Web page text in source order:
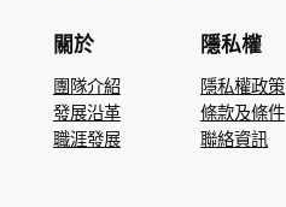
關於
團隊介紹
發展沿革
職涯發展
隱私權
隱私權政策
條款及條件
聯絡資訊